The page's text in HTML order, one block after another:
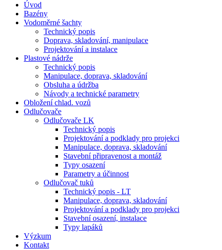
Úvod
Bazény
Vodoměrné šachty
Technický popis
Doprava, skladování, manipulace
Projektování a instalace
Plastové nádrže
Technický popis
Manipulace, doprava, skladování
Obsluha a údržba
Návody a technické parametry
Obložení chlad. vozů
Odlučovače
Odlučovače LK
Technický popis
Projektování a podklady pro projekci
Manipulace, doprava, skladování
Stavební připravenost a montáž
Typy osazení
Parametry a účinnost
Odlučovač tuků
Technický popis - LT
Manipulace, doprava, skladování
Projektování a podklady pro projekci
Stavební osazení, instalace
Typy lapáků
Výzkum
Kontakt